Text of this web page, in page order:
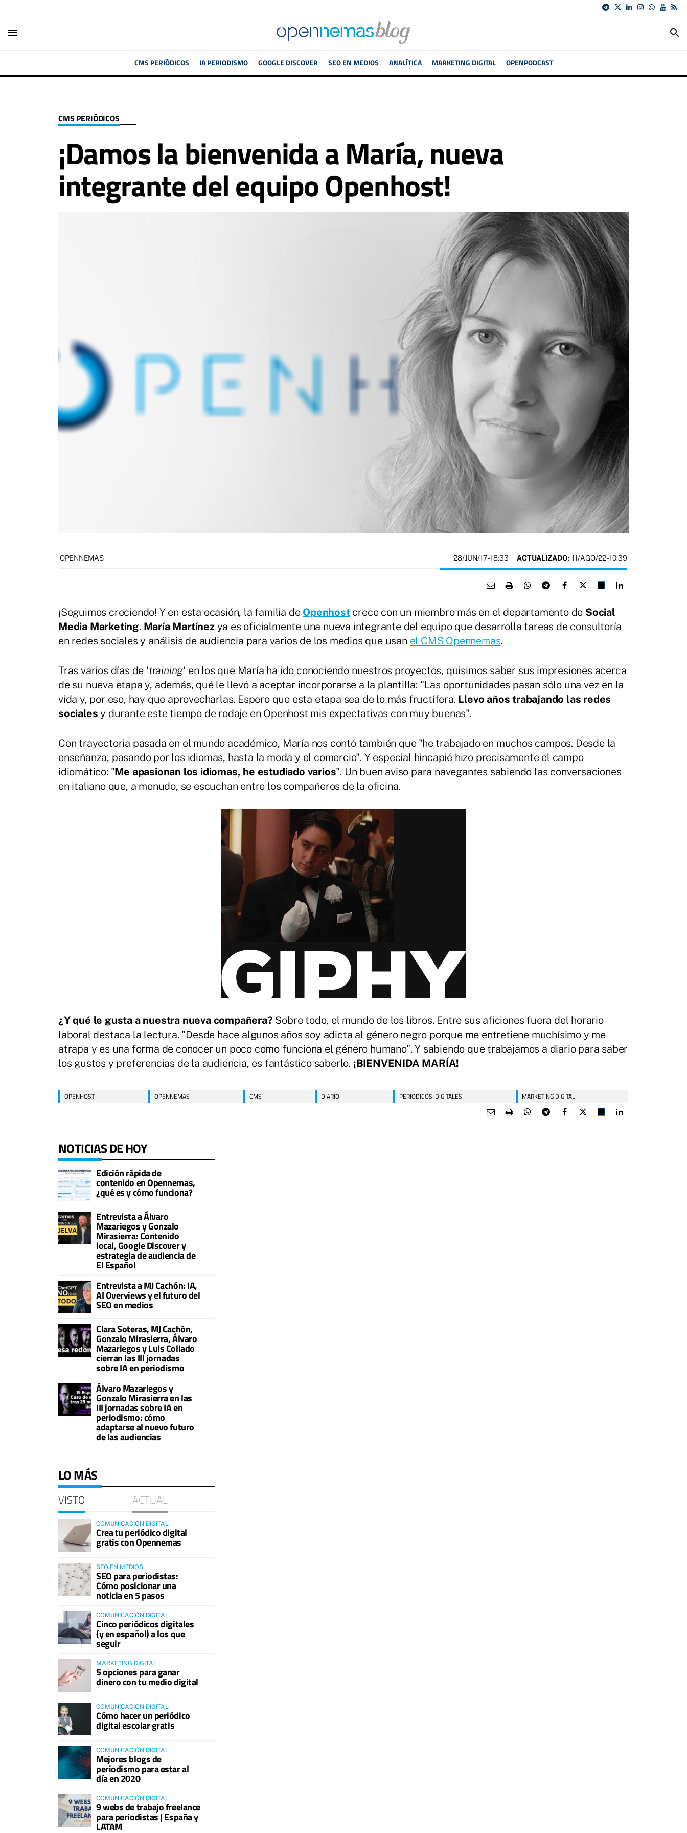
menu search
CMS PERIÓDICOS IA PERIODISMO GOOGLE DISCOVER SEO EN MEDIOS ANALÍTICA MARKETING DIGITAL OPENPODCAST
CMS PERIÓDICOS
¡Damos la bienvenida a María, nueva
integrante del equipo Openhost!
OPENNEMAS 28/JUN/17- 18:33 ACTUALIZADO: 11/AGO/22 - 10:39
¡Seguimos creciendo! Y en esta ocasión, la familia de Openhostcrece con un miembro más en el departamento de Social
Media Marketing. María Martínezya es oficialmente una nueva integrante del equipo que desarrolla tareas de consultoría
en redes sociales y análisis de audiencia para varios de los medios que usan el CMS Opennemas.
Tras varios días de 'training' en los que María ha ido conociendo nuestros proyectos, quisimos saber sus impresiones acerca
de su nueva etapa y, además, qué le llevó a aceptar incorporarse a la plantilla: "Las oportunidades pasan sólo una vez en la
vida y, por eso, hay que aprovecharlas. Espero que esta etapa sea de lo más fructífera. Llevo años trabajando las redes
sociales y durante este tiempo de rodaje en Openhost mis expectativas con muy buenas".
Con trayectoria pasada en el mundo académico, María nos contó también que "he trabajado en muchos campos. Desde la
enseñanza, pasando por los idiomas, hasta la moda y el comercio". Y especial hincapié hizo precisamente el campo
idiomático: "Me apasionan los idiomas, he estudiado varios". Un buen aviso para navegantes sabiendo las conversaciones
en italiano que, a menudo, se escuchan entre los compañeros de la oficina.
¿Y qué le gusta a nuestra nueva compañera? Sobre todo, el mundo de los libros. Entre sus aficiones fuera del horario
laboral destaca la lectura. "Desde hace algunos años soy adicta al género negro porque me entretiene muchísimo y me
atrapa y es una forma de conocer un poco como funciona el género humano". Y sabiendo que trabajamos a diario para saber
los gustos y preferencias de la audiencia, es fantástico saberlo. ¡BIENVENIDA MARÍA!
OPENHOST OPENNEMAS CMS DIARIO PERIODICOS-DIGITALES MARKETING DIGITAL
NOTICIAS DE HOY
Edición rápida de
contenido en Opennemas,
¿qué es y cómo funciona?
Entrevista a Álvaro
Mazariegos y Gonzalo
Mirasierra: Contenido
local, Google Discover y
estrategia de audiencia de
El Español
Entrevista a MJ Cachón: IA,
AI Overviews y el futuro del
SEO en medios
Clara Soteras, MJ Cachón,
Gonzalo Mirasierra, Álvaro
Mazariegos y Luis Collado
cierran las III jornadas
sobre IA en periodismo
Álvaro Mazariegos y
Gonzalo Mirasierra en las
III jornadas sobre IA en
periodismo: cómo
adaptarse al nuevo futuro
de las audiencias
LO MÁS
VISTO ACTUAL
COMUNICACIÓN DIGITAL
Crea tu periódico digital
gratis con Opennemas
SEO EN MEDIOS
SEO para periodistas:
Cómo posicionar una
noticia en 5 pasos
COMUNICACIÓN DIGITAL
Cinco periódicos digitales
(y en español) a los que
seguir
MARKETING DIGITAL
5 opciones para ganar
dinero con tu medio digital
COMUNICACIÓN DIGITAL
Cómo hacer un periódico
digital escolar gratis
COMUNICACIÓN DIGITAL
Mejores blogs de
periodismo para estar al
día en 2020
COMUNICACIÓN DIGITAL
9 webs de trabajo freelance
para periodistas | España y
LATAM